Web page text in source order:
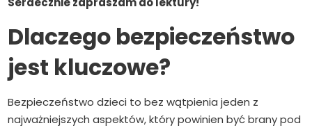
Dlaczego bezpieczeństwo
jest kluczowe?
Bezpieczeństwo dzieci to bez wątpienia jeden z
najważniejszych aspektów, który powinien być brany pod